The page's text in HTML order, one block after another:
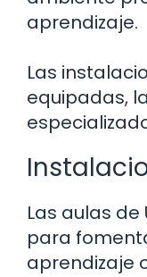
aprendizaje.
Las
equipadas,
Las aulas de
para
aprendizaje